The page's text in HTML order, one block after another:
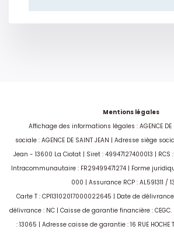
Mentions légales
Affichage des informations légales : AGENCE DE
sociale : AGENCE DE SAINT JEAN | Adresse siège
Jean - 13600 La Ciotat | Siret : 49947127400013 | RCS :
Intracommunautaire : FR29499471274 | Forme
000 | Assurance RCP : AL591311 /
Carte T : CPI13102017000022645 | Date de
délivrance : NC | Caisse de garantie financière :
: 13065 | Adresse caisse de garantie : 16 RUE HOCHE